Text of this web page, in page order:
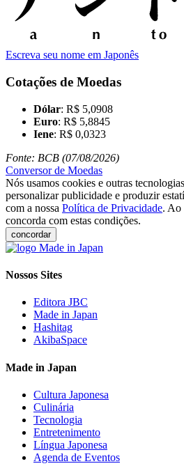
Escreva seu nome em Japonês
Cotações de Moedas
Dólar: R$ 5,0908
Euro: R$ 5,8845
Iene: R$ 0,0323
Fonte: BCB (07/08/2026)
Conversor de Moedas
Nós usamos cookies e outras
personalizar publicidade e produzir
com a nossa Política de Privacidade. Ao
concorda com estas condições.
concordar
Nossos Sites
Editora JBC
Made in Japan
Hashitag
AkibaSpace
Made in Japan
Cultura Japonesa
Culinária
Tecnologia
Entretenimento
Língua Japonesa
Agenda de Eventos